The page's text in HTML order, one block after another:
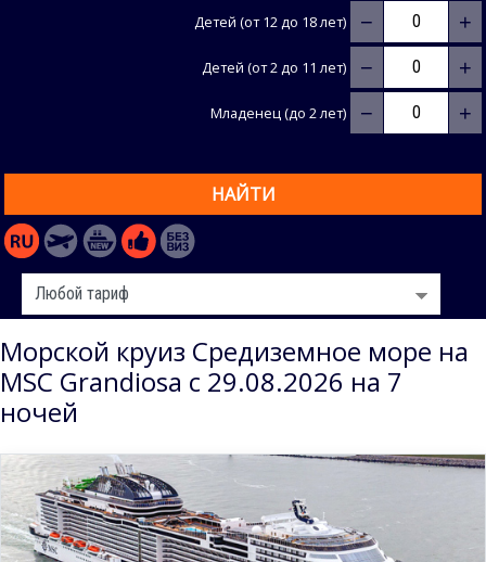
Детей (от 12 до 18 лет) − +
Детей (от 2 до 11 лет) − +
Младенец (до 2 лет) − +
НАЙТИ
Морской круиз Средиземное море на
MSC Grandiosa с 29.08.2026 на 7
ночей